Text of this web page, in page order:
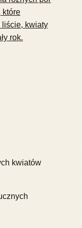
które
kwiaty
rok.
kwiatów